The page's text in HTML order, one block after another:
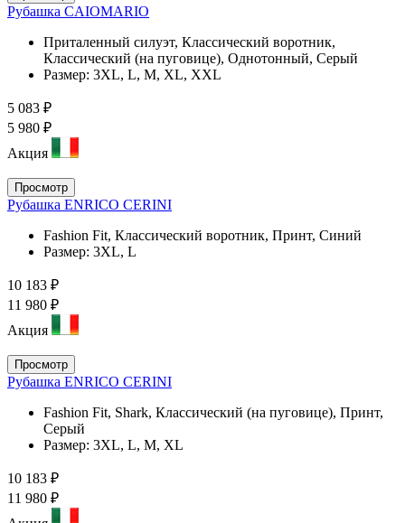
Рубашка CAIOMARIO
Приталенный силуэт, Классический воротник,
Классический (на пуговице), Однотонный, Серый
Размер: 3XL, L, M, XL, XXL
5 083 ₽
5 980 ₽
Акция
Просмотр
Рубашка ENRICO CERINI
Fashion Fit, Классический воротник, Принт, Синий
Размер: 3XL, L
10 183 ₽
11 980 ₽
Акция
Просмотр
Рубашка ENRICO CERINI
Fashion Fit, Shark, Классический (на пуговице), Принт,
Серый
Размер: 3XL, L, M, XL
10 183 ₽
11 980 ₽